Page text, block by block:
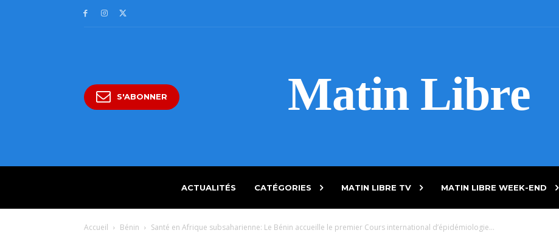
S'ABONNER Matin Libre
ACTUALITÉS CATÉGORIES MATIN LIBRE TV MATIN LIBRE WEEK-END
Accueil Bénin Santé en Afrique subsaharienne: Le Bénin accueille le premier Cours international d’épidémiologie...